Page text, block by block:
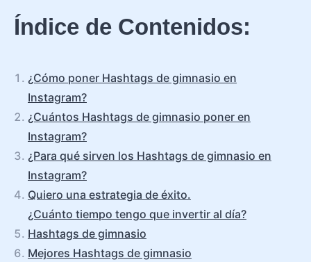
Índice de Contenidos:
¿Cómo poner Hashtags de gimnasio en
Instagram?
¿Cuántos Hashtags de gimnasio poner en
Instagram?
¿Para qué sirven los Hashtags de gimnasio en
Instagram?
Quiero una estrategia de éxito.
¿Cuánto tiempo tengo que invertir al día?
Hashtags de gimnasio
Mejores Hashtags de gimnasio